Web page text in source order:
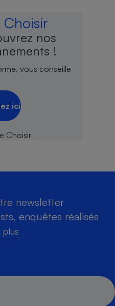
Choisir
nos
!
vous conseille
ici
newsletter
enquêtes réalisés
plus